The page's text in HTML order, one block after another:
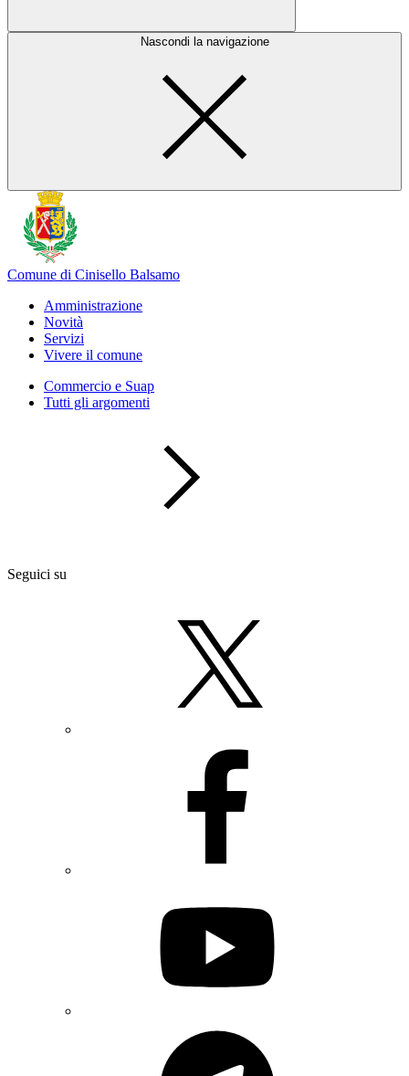
Nascondi la navigazione
Comune di Cinisello Balsamo
Amministrazione
Novità
Servizi
Vivere il comune
Commercio e Suap
Tutti gli argomenti
Seguici su